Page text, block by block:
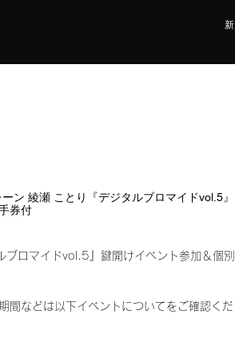
ン 綾瀬 ことり『デジタルブロマイドvol.5』
券付
ブロマイドvol.5』鍵開けイベント参加＆個別
間などは以下イベントについてをご確認くだ